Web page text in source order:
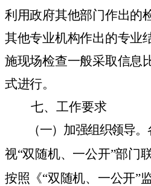
利用政府其他部门作出的
其他专业机构作出的专业
施现场检查一般采取信息
式进行。
七、工作要求
（一）加强组织领导。
视“双随机、一公开”部门
按照《“双随机、一公开”